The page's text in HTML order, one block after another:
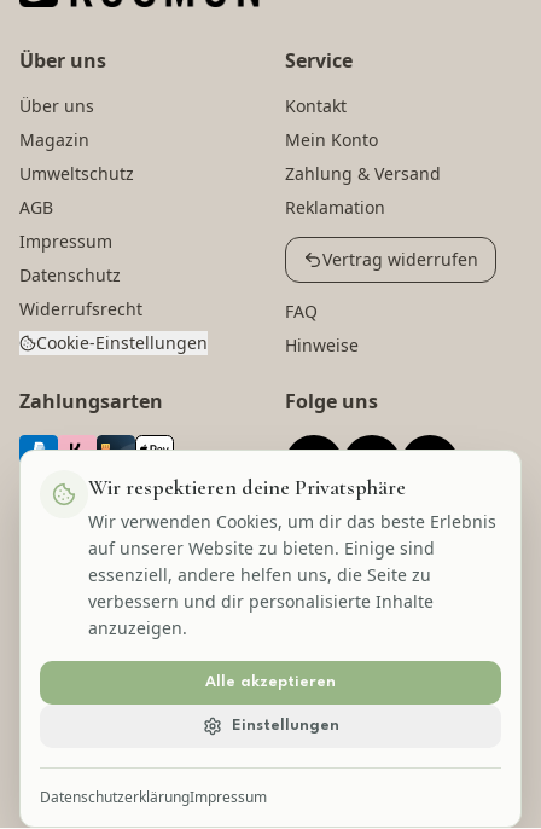
Wir respektieren deine Privatsphäre
Wir verwenden Cookies, um dir das beste Erlebnis
auf unserer Website zu bieten. Einige sind
essenziell, andere helfen uns, die Seite zu
verbessern und dir personalisierte Inhalte
anzuzeigen.
Alle akzeptieren
Einstellungen
DatenschutzerklärungImpressum
Über uns
Über uns
Magazin
Umweltschutz
AGB
Impressum
Datenschutz
Widerrufsrecht
Cookie-Einstellungen
Service
Kontakt
Mein Konto
Zahlung & Versand
Reklamation
Vertrag widerrufen
FAQ
Hinweise
Zahlungsarten
Versandarten
Folge uns
Auszeichnungen
Lecom Handels GmbH
* Alle Preise inkl. gesetzl. Mehrwertsteuer zzgl. Versandkosten und ggf.